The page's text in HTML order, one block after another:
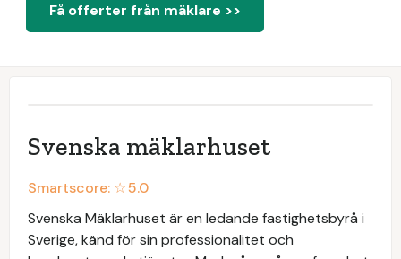
Få offerter från mäklare >>
Svenska mäklarhuset
Smartscore: ☆5.0
Svenska Mäklarhuset är en ledande fastighetsbyrå i
Sverige, känd för sin professionalitet och